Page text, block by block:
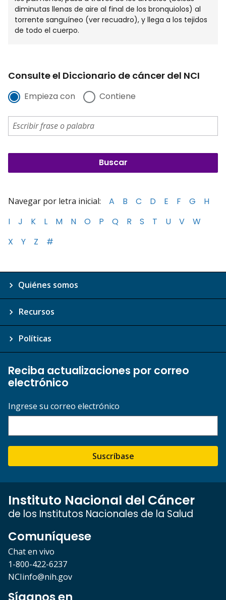
diminutas llenas de aire al final de los bronquiolos) al
torrente sanguíneo (ver recuadro), y llega a los tejidos
de todo el cuerpo.
Consulte el Diccionario de cáncer del NCI
Empieza con Contiene
Navegar por letra inicial: A B C D E F G
H
I
J K L M N O P Q R S T U V
W
X
Y Z #
Quiénes somos
Recursos
Políticas
Reciba actualizaciones por correo
electrónico
Ingrese su correo electrónico
Suscríbase
Instituto Nacional del Cáncer
de los Institutos Nacionales de la Salud
Comuníquese
Chat en vivo
1-800-422-6237
NCIinfo@nih.gov